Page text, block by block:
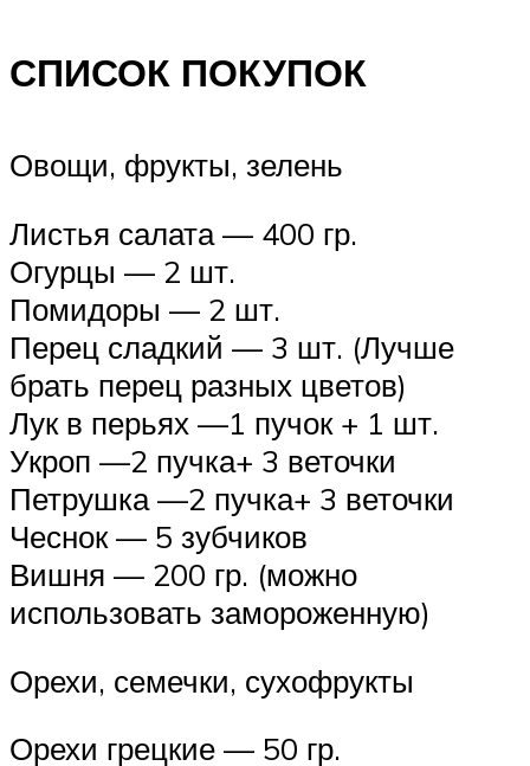
СПИСОК ПОКУПОК
Овощи, фрукты, зелень
Листья салата — 400 гр.
Огурцы — 2 шт.
Помидоры — 2 шт.
Перец сладкий — 3 шт. (Лучше
брать перец разных цветов)
Лук в перьях —1 пучок + 1 шт.
Укроп —2 пучка+ 3 веточки
Петрушка —2 пучка+ 3 веточки
Чеснок — 5 зубчиков
Вишня — 200 гр. (можно
использовать замороженную)
Орехи, семечки, сухофрукты
Орехи грецкие — 50 гр.